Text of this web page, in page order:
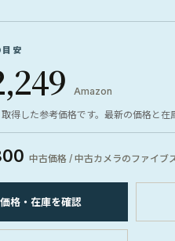
目安
Amazon
得した参考価格です。最新の価格と在
中古価格 / 中古カメラのファイブ
価格・在庫を確認